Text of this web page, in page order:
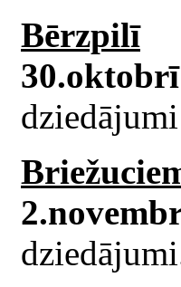
Bērzpilī